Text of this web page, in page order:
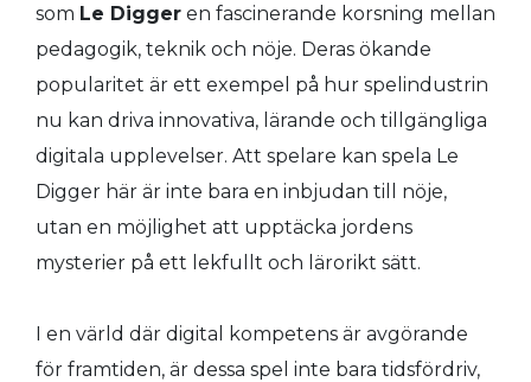
som Le Digger en fascinerande korsning mellan
pedagogik, teknik och nöje. Deras ökande
popularitet är ett exempel på hur spelindustrin
nu kan driva innovativa, lärande och tillgängliga
digitala upplevelser. Att spelare kan spela Le
Digger här är inte bara en inbjudan till nöje,
utan en möjlighet att upptäcka jordens
mysterier på ett lekfullt och lärorikt sätt.
I en värld där digital kompetens är avgörande
för framtiden, är dessa spel inte bara tidsfördriv,